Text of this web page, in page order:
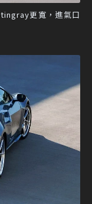
更寬，進氣口